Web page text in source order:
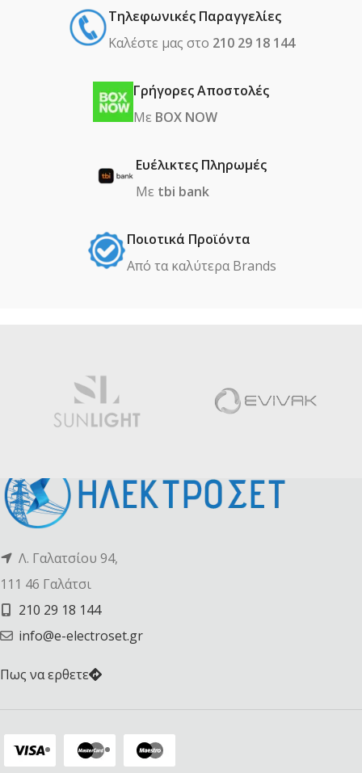
Τηλεφωνικές Παραγγελίες
Καλέστε μας στο 210 29 18 144
Γρήγορες Αποστολές
Με BOX NOW
Ευέλικτες Πληρωμές
Με tbi bank
Ποιοτικά Προϊόντα
Από τα καλύτερα Βrands
Λ. Γαλατσίου 94,
111 46 Γαλάτσι
210 29 18 144
info@e-electroset.gr
Πως να ερθετε